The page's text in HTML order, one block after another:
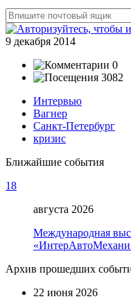
9 декабря 2014
0
3082
Интервью
Вагнер
Санкт-Петербург
кризис
Ближайшие события
18
августа 2026
Международная
Архив прошедших
22 июня 2026